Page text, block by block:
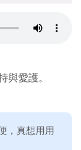
愛護。
，真想用用